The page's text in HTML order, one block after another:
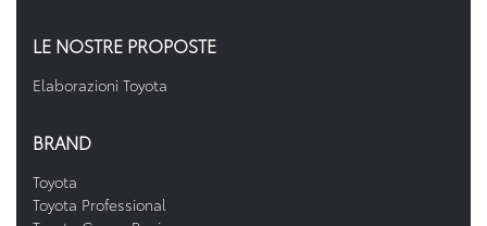
LE NOSTRE PROPOSTE
Elaborazioni Toyota
BRAND
Toyota
Toyota Professional